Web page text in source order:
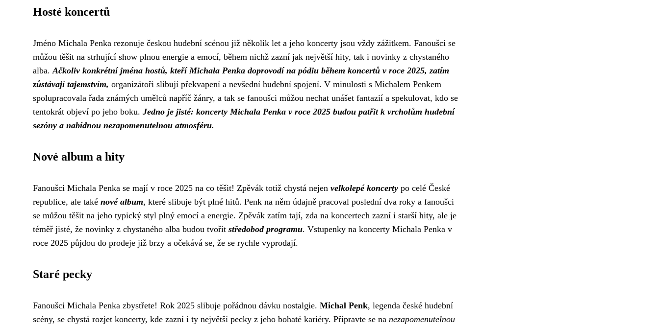
Hosté koncertů
Jméno Michala Penka rezonuje českou hudební scénou již několik let a jeho koncerty jsou vždy zážitkem. Fanoušci se
můžou těšit na strhující show plnou energie a emocí, během nichž zazní jak největší hity, tak i novinky z chystaného
alba. Ačkoliv konkrétní jména hostů, kteří Michala Penka doprovodí na pódiu během koncertů v roce 2025, zatím
zůstávají tajemstvím, organizátoři slibují překvapení a nevšední hudební spojení. V minulosti s Michalem Penkem
spolupracovala řada známých umělců napříč žánry, a tak se fanoušci můžou nechat unášet fantazií a spekulovat, kdo se
tentokrát objeví po jeho boku. Jedno je jisté: koncerty Michala Penka v roce 2025 budou patřit k vrcholům hudební
sezóny a nabídnou nezapomenutelnou atmosféru.
Nové album a hity
Fanoušci Michala Penka se mají v roce 2025 na co těšit! Zpěvák totiž chystá nejen velkolepé koncerty po celé České
republice, ale také nové album, které slibuje být plné hitů. Penk na něm údajně pracoval poslední dva roky a fanoušci
se můžou těšit na jeho typický styl plný emocí a energie. Zpěvák zatím tají, zda na koncertech zazní i starší hity, ale je
téměř jisté, že novinky z chystaného alba budou tvořit středobod programu. Vstupenky na koncerty Michala Penka v
roce 2025 půjdou do prodeje již brzy a očekává se, že se rychle vyprodají.
Staré pecky
Fanoušci Michala Penka zbystřete! Rok 2025 slibuje pořádnou dávku nostalgie. Michal Penk, legenda české hudební
scény, se chystá rozjet koncerty, kde zazní i ty největší pecky z jeho bohaté kariéry. Připravte se na nezapomenutelnou